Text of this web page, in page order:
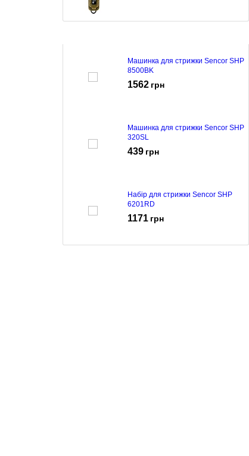
Машинка для стрижки Sencor SHP
8500BK
1562 грн
Машинка для стрижки Sencor SHP
320SL
439 грн
Набір для стрижки Sencor SHP
6201RD
1171 грн